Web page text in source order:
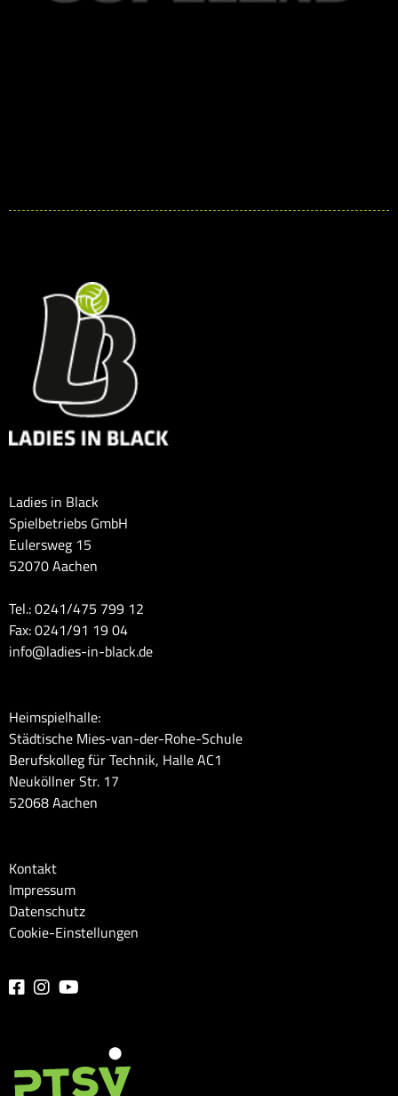
Ladies in Black
Spielbetriebs GmbH
Eulersweg 15
52070 Aachen
Tel.: 0241/475 799 12
Fax: 0241/91 19 04
info@ladies-in-black.de
Heimspielhalle:
Städtische Mies-van-der-Rohe-Schule
Berufskolleg für Technik, Halle AC1
Neuköllner Str. 17
52068 Aachen
Kontakt
Impressum
Datenschutz
Cookie-Einstellungen